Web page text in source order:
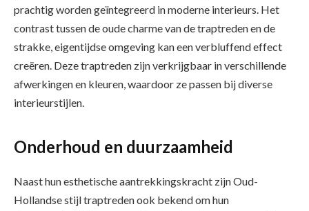
prachtig worden geïntegreerd in moderne interieurs. Het
contrast tussen de oude charme van de traptreden en de
strakke, eigentijdse omgeving kan een verbluffend effect
creëren. Deze traptreden zijn verkrijgbaar in verschillende
afwerkingen en kleuren, waardoor ze passen bij diverse
interieurstijlen.
Onderhoud en duurzaamheid
Naast hun esthetische aantrekkingskracht zijn Oud-
Hollandse stijl traptreden ook bekend om hun